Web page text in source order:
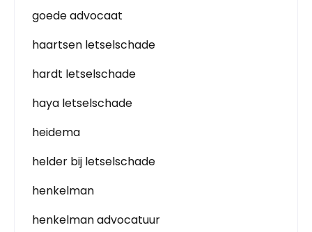
goede advocaat
haartsen letselschade
hardt letselschade
haya letselschade
heidema
helder bij letselschade
henkelman
henkelman advocatuur